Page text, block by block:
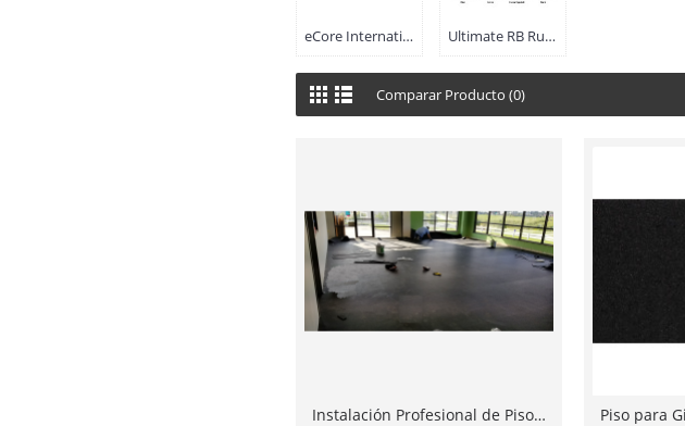
eCore International Soluciones Premium Piso de Gimnasio (8) Ultimate RB Rubber (22)
Comparar Producto (0)
Instalación Profesional de Piso de Gimnasio de hule ya sea en rollo o en loseta tipo rompecabezas tipo Ultimate RB Rubber o eCORE